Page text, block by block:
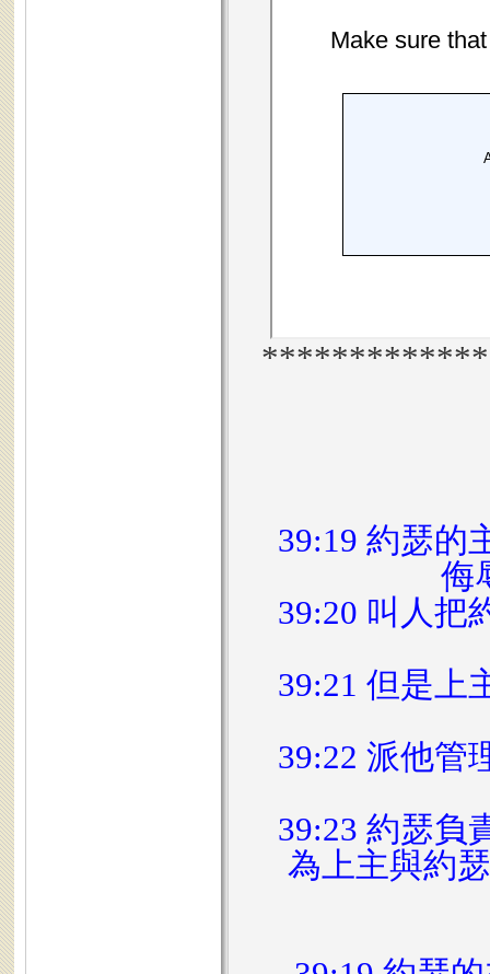
39:19 約瑟的
侮
39:20 叫人把
39:21 但是上
39:22 派他管
39:23 約瑟負
為上主與約